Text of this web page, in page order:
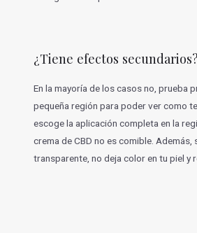
¿Tiene efectos secundarios?
En la mayoría de los casos no, prueba
pequeña región para poder ver como
escoge la aplicación completa en la
crema de CBD no es comible. Además,
transparente, no deja color en tu piel y